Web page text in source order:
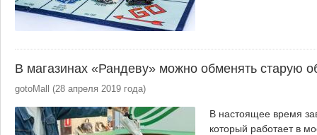
стал
В магазинах «Рандеву» можно обменять старую
gotoMall (28 апреля 2019 года)
В настоящее время
который работает в